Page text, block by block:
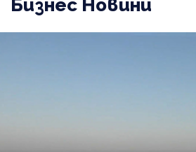
Бизнес Новини